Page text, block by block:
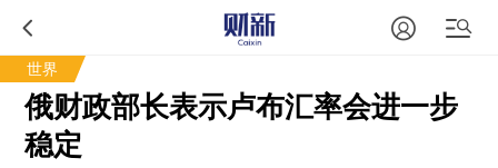
世界
俄财政部长表示卢布汇率会进一步
稳定